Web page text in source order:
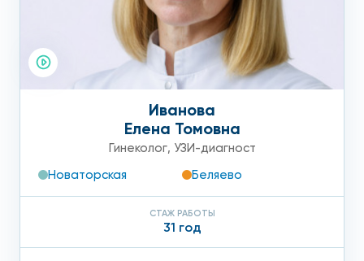
Иванова
Елена Томовна
Гинеколог, УЗИ-диагност
Новаторская
Беляево
СТАЖ РАБОТЫ
31 год